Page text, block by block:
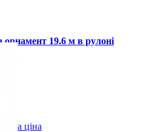
19.6 м в рулоні
ціна